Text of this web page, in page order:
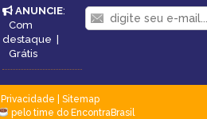
ANUNCIE:
Com
destaque |
Grátis
Privacidade
Sitemap
pelo time do EncontraBrasil